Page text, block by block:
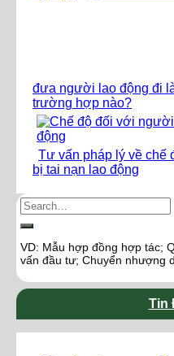
đưa người lao động đi
trường hợp nào?
Tư vấn pháp lý về chế
bị tai nạn lao động
VD: Mẫu hợp đồng hợp tác;
vấn đầu tư; Chuyển nhượng
Tin